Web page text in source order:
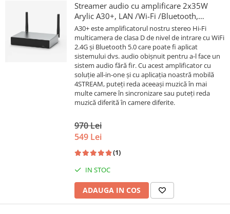
Streamer audio cu amplificare 2x35W
Arylic A30+, LAN /Wi-Fi /Bluetooth,
24bit/192kHz, Multiroom
A30+ este amplificatorul nostru stereo Hi-Fi
multicamera de clasa D de nivel de intrare cu WiFi
2.4G și Bluetooth 5.0 care poate fi aplicat
sistemului dvs. audio obișnuit pentru a-l face un
sistem audio fără fir. Cu acest amplificator cu
soluție all-in-one și cu aplicația noastră mobilă
4STREAM, puteți reda aceeași muzică în mai
multe camere în sincronizare sau puteți reda
muzică diferită în camere diferite.
970 Lei
549 Lei
(1)
IN STOC
ADAUGA IN COS